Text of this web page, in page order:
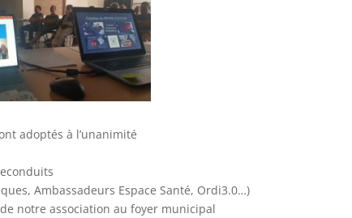
adoptés à l’unanimité
Ambassadeurs Espace Santé, Ordi3.0…)
notre association au foyer municipal